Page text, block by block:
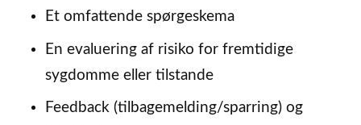
Et omfattende spørgeskema
En evaluering af risiko for fremtidige
sygdomme eller tilstande
Feedback (tilbagemelding/sparring) og